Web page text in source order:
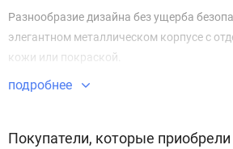
Разнообразие дизайна без ущерба
элегантном металлическом корпусе с
кожи или покраской.
Сейфы серии Carena могут стать
подробнее
Покупатели, которые